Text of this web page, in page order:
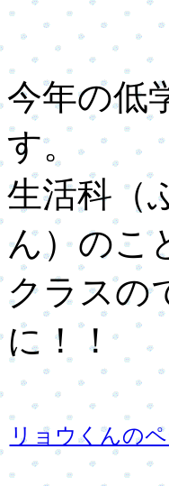
今年の低
す。
生活科（
ん）のこ
クラスの
に！！
リョウくんの